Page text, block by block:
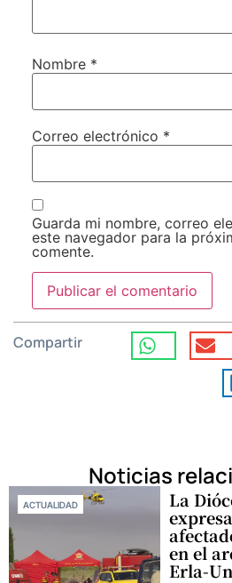
Nombre *
Correo electrónico *
Guarda mi nombre, correo
este navegador para la
comente.
Compartir
Noticias
ACTUALIDAD La
en el
Erla-